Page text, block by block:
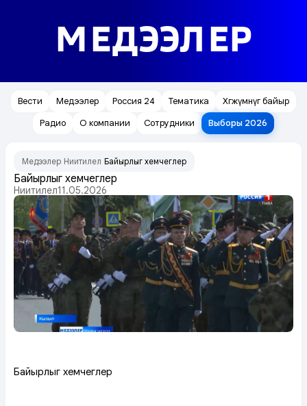
МЕДЭЭЛЕР
Вести Медээлер Россия 24 Тематика
Хөгжүмнүг байыр
Радио
О компании Сотрудники Выборы 2026
Медээлер Ниитилел Байырлыг хемчеглер
Байырлыг хемчеглер
Ниитилел11.05.2026
Байырлыг хемчеглер